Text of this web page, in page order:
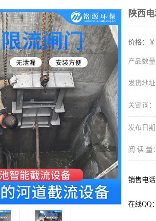
陕西
价格：￥
产品数量
发货地址
关键词：
发布日期
阅 读 量：
销售电话
在线QQ：